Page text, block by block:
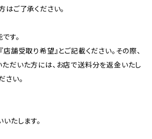
はご了承ください。
す。
店舗受取り希望』とご記載ください。その際、
だいた方には、お店で送料分を返金いたし
さい。
たします。